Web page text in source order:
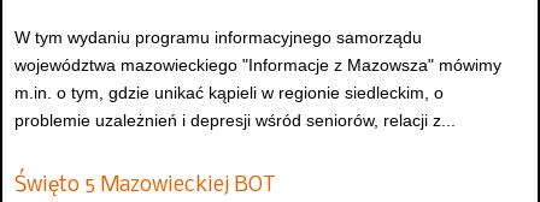
W tym wydaniu programu informacyjnego samorządu
województwa mazowieckiego "Informacje z Mazowsza" mówimy
m.in. o tym, gdzie unikać kąpieli w regionie siedleckim, o
problemie uzależnień i depresji wśród seniorów, relacji z...
Święto 5 Mazowieckiej BOT